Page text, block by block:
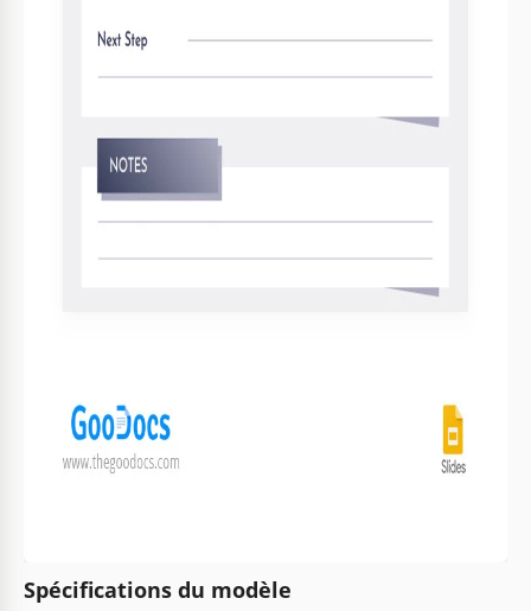
Spécifications du modèle